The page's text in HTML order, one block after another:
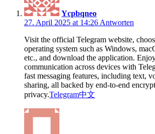
Ycpbqneo
27. April 2025 at 14:26 Antworten
Visit the official Telegram website,
operating system such as Windows,
etc., and download the application.
communication across devices with
fast messaging features, including text,
sharing, all backed by end-to-end
privacy.Telegram中文